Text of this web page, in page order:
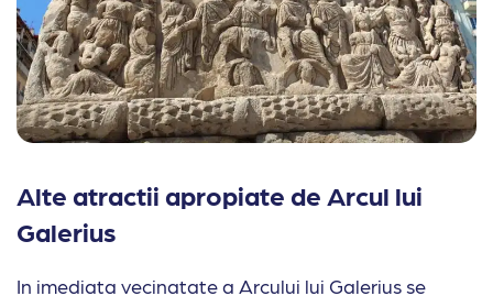
Alte atractii apropiate de Arcul lui
Galerius
In imediata vecinatate a Arcului lui Galerius se